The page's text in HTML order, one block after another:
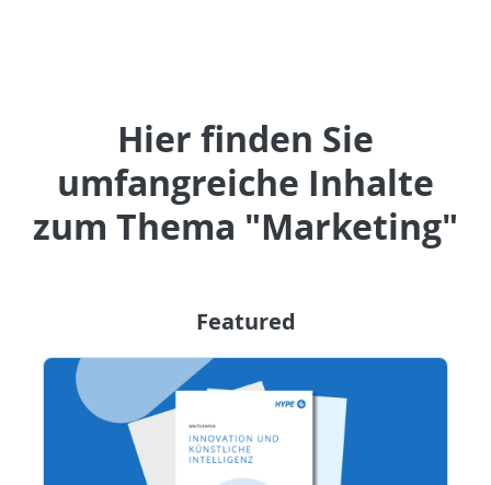
Hier finden Sie
umfangreiche Inhalte
zum Thema "Marketing"
Featured